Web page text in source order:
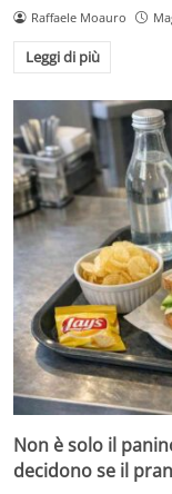
Raffaele Moauro
Leggi di più
Non è solo il
decidono se il